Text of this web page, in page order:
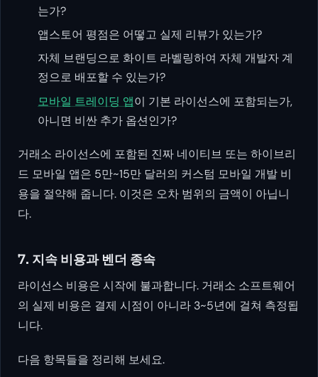
는가?
앱스토어 평점은 어떻고 실제 리뷰가 있는가?
자체 브랜딩으로 화이트 라벨링하여 자체 개발자 계
정으로 배포할 수 있는가?
모바일 트레이딩 앱이 기본 라이선스에 포함되는가,
아니면 비싼 추가 옵션인가?
거래소 라이선스에 포함된 진짜 네이티브 또는 하이브리
드 모바일 앱은 5만~15만 달러의 커스텀 모바일 개발 비
용을 절약해 줍니다. 이것은 오차 범위의 금액이 아닙니
다.
7. 지속 비용과 벤더 종속
라이선스 비용은 시작에 불과합니다. 거래소 소프트웨어
의 실제 비용은 결제 시점이 아니라 3~5년에 걸쳐 측정됩
니다.
다음 항목들을 정리해 보세요.